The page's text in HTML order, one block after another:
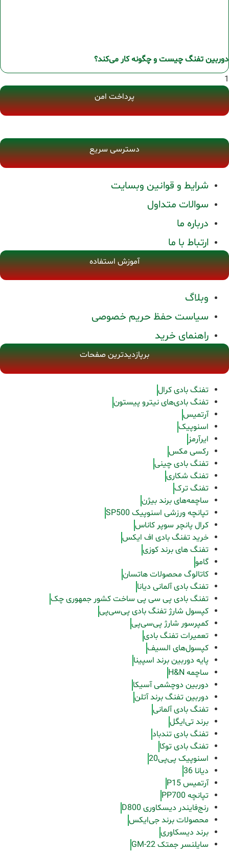
دوربین تفنگ چیست و چگونه کار می‌کند؟
پرداخت امن
دسترسی سریع
شرایط و قوانین وبسایت
سوالات متداول
درباره ما
ارتباط با ما
آموزش استفاده
وبلاگ
سیاست حفظ حریم خصوصی
راهنمای خرید
برپازدیدترین صفحات
تفنگ بادی کرال
تفنگ بادی‌های نیترو پیستون
آرتمیس
اسنوپیک
ایرآرمز
رکسی مکس
تفنگ بادی چینی
تفنگ شکاری
تفنگ ترک
ساچمه‌های برند بیژن
تپانچه ورزشی اسنوپیک SP500
کرال پانچر سوپر کاناس
خرید تفنگ بادی اف ایکس
تفنگ های برند کوزی
گامو
کاتالوگ محصولات هاتسان
تفنگ بادی آلمانی دیانا
تفنگ بادی پی سی پی ساخت کشور جمهوری چک
کپسول شارژ تفنگ بادی پی‌سی‌پی
کمپرسور شارژ پی‌سی‌پی
تعمیرات تفنگ بادی
کپسول‌های السیف
پایه دوربین برند اسپینا
ساچمه H&N
دوربین دوچشمی آسیکا
دوربین تفنگ برند آتلن
تفنگ بادی آلمانی
برند تی‌ایگل
تفنگ بادی تندباد
تفنگ بادی توکا
اسنوپیک پی‌پی20
دیانا 36
آرتمیس P15
تپانچه PP700
رنج‌فایندر دیسکاوری D800
محصولات برند جی‌ایکس
برند دیسکاوری
سایلنسر جمتک GM-22